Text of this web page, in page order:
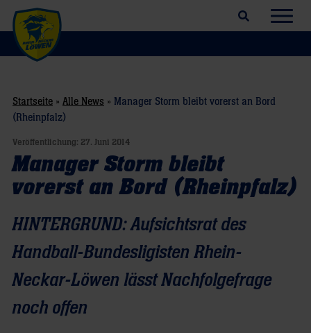
Suchfeld öffnen
Startseite » Alle News » Manager Storm bleibt vorerst an Bord
(Rheinpfalz)
Veröffentlichung: 27. Juni 2014
Manager Storm bleibt
vorerst an Bord (Rheinpfalz)
HINTERGRUND: Aufsichtsrat des
Handball-Bundesligisten Rhein-
Neckar-Löwen lässt Nachfolgefrage
noch offen